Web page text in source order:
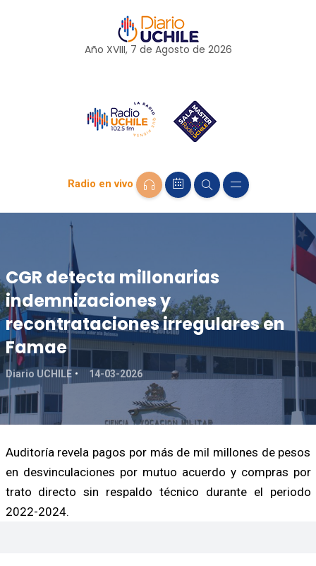
Año XVIII, 7 de Agosto de 2026
Radio en vivo
CGR detecta millonarias
indemnizaciones y
recontrataciones irregulares en
Famae
Diario UCHILE 14-03-2026
Auditoría revela pagos por más de mil millones de pesos
en desvinculaciones por mutuo acuerdo y compras por
trato directo sin respaldo técnico durante el periodo
2022-2024.